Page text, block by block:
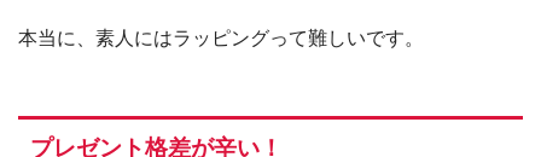
本当に、素人にはラッピングって難しいです。
プレゼント格差が辛い！